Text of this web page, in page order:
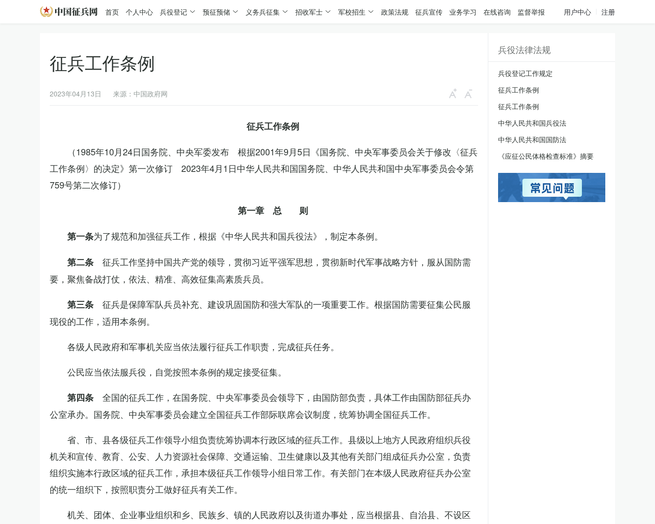
首页 个人中心 兵役登记 预征预储 义务兵征集 招收军士 军校招生 政策法规 征兵宣传 业务学习 在线咨询 监督举报 用户中心 注册
征兵工作条例
2023年04月13日 来源：中国政府网
征兵工作条例
（1985年10月24日国务院、中央军委发布 根据2001年9月5日《国务院、中央军事委员会关于修改〈征兵
工作条例〉的决定》第一次修订 2023年4月1日中华人民共和国国务院、中华人民共和国中央军事委员会令第
759号第二次修订）
第一章 总 则
第一条为了规范和加强征兵工作，根据《中华人民共和国兵役法》，制定本条例。
第二条 征兵工作坚持中国共产党的领导，贯彻习近平强军思想，贯彻新时代军事战略方针，服从国防需
要，聚焦备战打仗，依法、精准、高效征集高素质兵员。
第三条 征兵是保障军队兵员补充、建设巩固国防和强大军队的一项重要工作。根据国防需要征集公民服
现役的工作，适用本条例。
各级人民政府和军事机关应当依法履行征兵工作职责，完成征兵任务。
公民应当依法服兵役，自觉按照本条例的规定接受征集。
第四条 全国的征兵工作，在国务院、中央军事委员会领导下，由国防部负责，具体工作由国防部征兵办
公室承办。国务院、中央军事委员会建立全国征兵工作部际联席会议制度，统筹协调全国征兵工作。
省、市、县各级征兵工作领导小组负责统筹协调本行政区域的征兵工作。县级以上地方人民政府组织兵役
机关和宣传、教育、公安、人力资源社会保障、交通运输、卫生健康以及其他有关部门组成征兵办公室，负责
组织实施本行政区域的征兵工作，承担本级征兵工作领导小组日常工作。有关部门在本级人民政府征兵办公室
的统一组织下，按照职责分工做好征兵有关工作。
机关、团体、企业事业组织和乡、民族乡、镇的人民政府以及街道办事处，应当根据县、自治县、不设区
兵役法律法规
兵役登记工作规定
征兵工作条例
征兵工作条例
中华人民共和国兵役法
中华人民共和国国防法
《应征公民体格检查标准》摘要